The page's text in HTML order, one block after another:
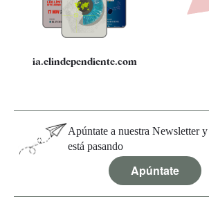
Especificaciones
ia.elindependiente.com
Apúntate a nuestra Newsletter
está pasando
Apúntate